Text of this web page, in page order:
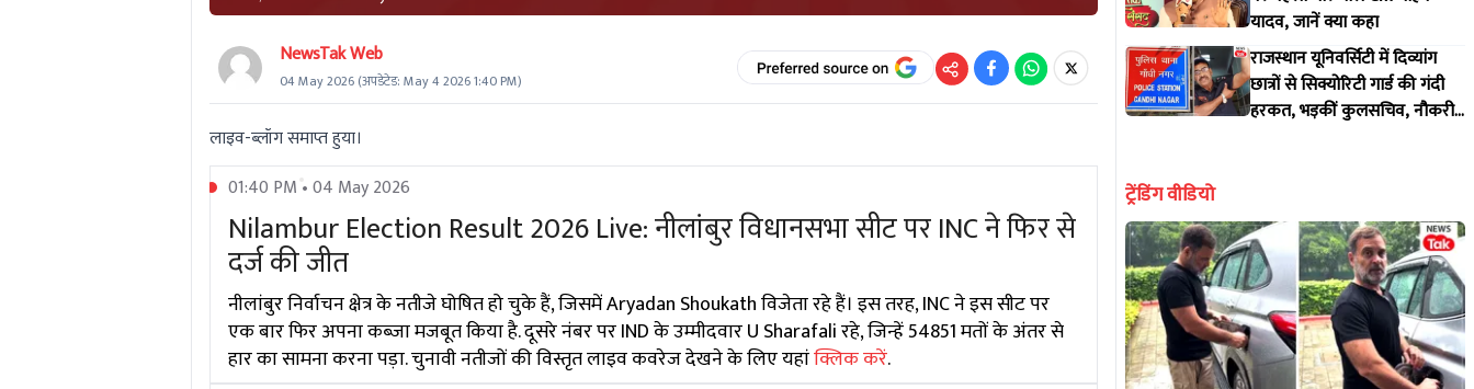
NewsTak Web
04 May 2026(अपडेटेड: May 4 2026 1:40 PM)
लाइव-ब्लॉग समाप्त हुया।
01:40 PM • 04 May 2026
Nilambur Election Result 2026 Live: नीलांबुर विधानसभा सीट पर INC ने फिर से
दर्ज की जीत
नीलांबुर निर्वाचन क्षेत्र के नतीजे घोषित हो चुके हैं, जिसमें Aryadan Shoukath विजेता रहे हैं। इस तरह, INC ने इस सीट पर
एक बार फिर अपना कब्जा मजबूत किया है. दूसरे नंबर पर IND के उम्मीदवार U Sharafali रहे, जिन्हें 54851 मतों के अंतर से
हार का सामना करना पड़ा. चुनावी नतीजों की विस्तृत लाइव कवरेज देखने के लिए यहांक्लिक करें.
यादव, जानें क्या कहा
राजस्थान यूनिवर्सिटी में दिव्यांग
छात्रों से सिक्योरिटी गार्ड की गंदी
हरकत, भड़कीं कुलसचिव, नौकरी
ट्रेंडिंग वीडियो